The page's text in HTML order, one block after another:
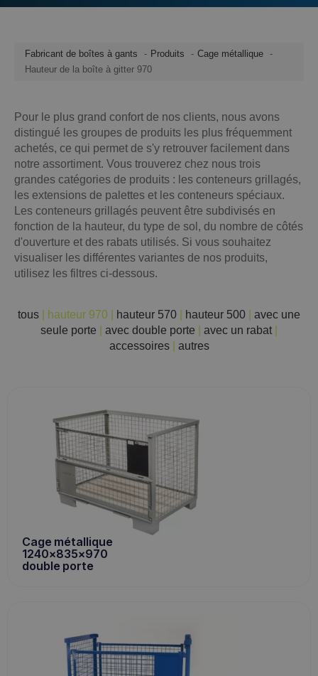
Fabricant de boîtes à gants Produits
Cage métallique
Hauteur de la boîte à gitter 970
Pour le plus grand confort de nos clients, nous avons
distingué les groupes de produits les plus fréquemment
achetés, ce qui permet de s'y retrouver facilement dans
notre assortiment. Vous trouverez chez nous trois
grandes catégories de produits : les conteneurs grillagés,
les extensions de palettes et les conteneurs spéciaux.
Les conteneurs grillagés peuvent être subdivisés en
fonction de la hauteur, du type de sol, du nombre de côtés
d'ouverture et des rabats utilisés. Si vous souhaitez
visualiser les différentes variantes de nos produits,
utilisez les filtres ci-dessous.
tous hauteur 970 hauteur 570 hauteur 500
avec une
seule porte
avec double porte avec un rabat
accessoires
autres
Cage métallique
1240x835x970
double porte